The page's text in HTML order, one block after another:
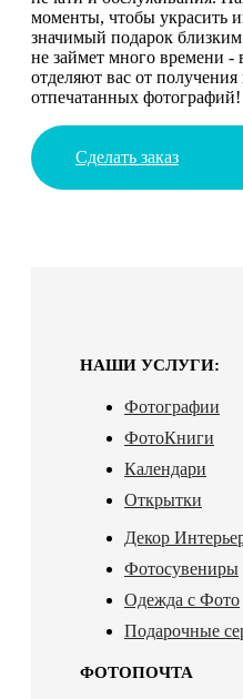
моменты, чтобы украсить
значимый подарок
не займет много времени -
отделяют вас от
отпечатанных фотографий!
Сделать заказ
НАШИ УСЛУГИ:
Фотографии
ФотоКниги
Календари
Открытки
Декор
Фотосувениры
Одежда с Фото
Подарочные
ФОТОПОЧТА